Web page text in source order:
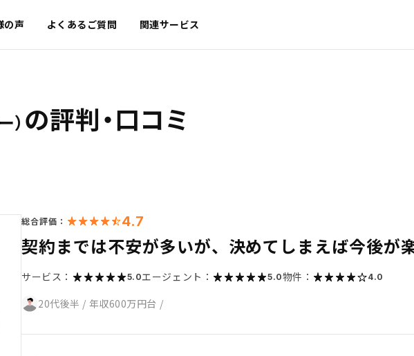
の声 よくあるご質問 関連サービス
） の評判・口コミ
総合評価： 4.7
契約までは不安が多いが、決めてしまえば今後が
サービス： 5.0エージェント： 5.0物件： 4.0
20代後半 / 年収600万円台 /